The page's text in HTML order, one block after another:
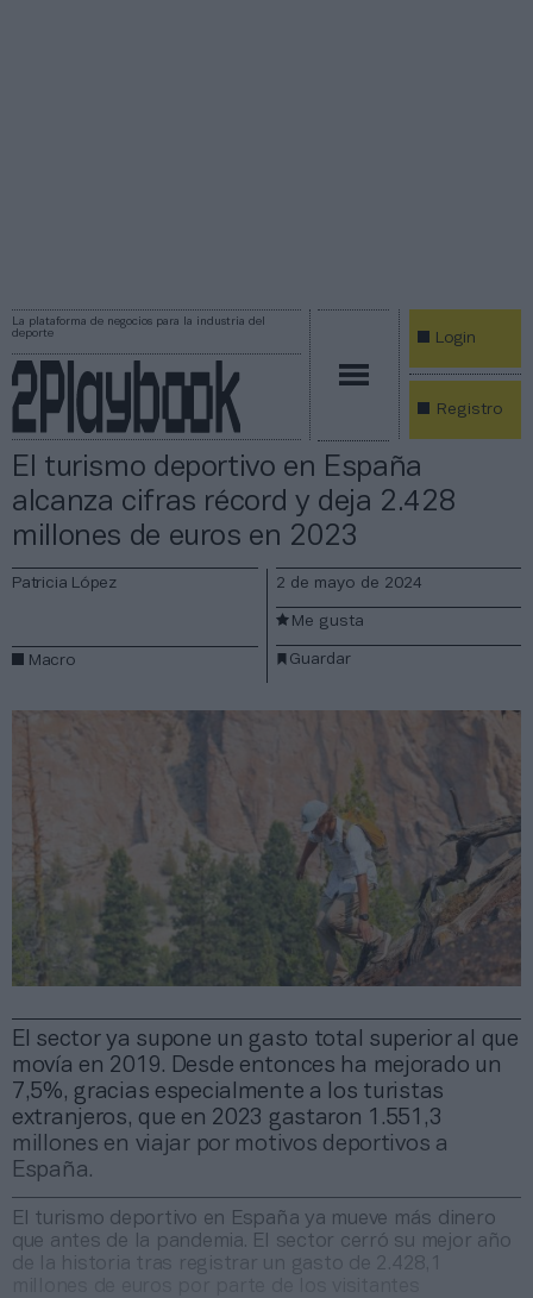
La plataforma de negocios para la industria del
deporte
Login
Registro
El turismo deportivo en España
alcanza cifras récord y deja 2.428
millones de euros en 2023
El sector ya supone un gasto total superior al que
movía en 2019. Desde entonces ha mejorado un
7,5%, gracias especialmente a los turistas
extranjeros, que en 2023 gastaron 1.551,3
millones en viajar por motivos deportivos a
España.
Patricia López
Macro
2 de mayo de 2024
Guardar
Me gusta
El turismo deportivo en España ya mueve más dinero
que antes de la pandemia. El sector cerró su mejor año
de la historia tras registrar un gasto de 2.428,1